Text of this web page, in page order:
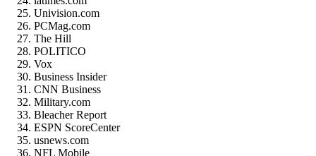
Univision.com
PCMag.com
The Hill
POLITICO
Vox
Business Insider
CNN Business
Military.com
Bleacher Report
ESPN ScoreCenter
usnews.com
NFL Mobile